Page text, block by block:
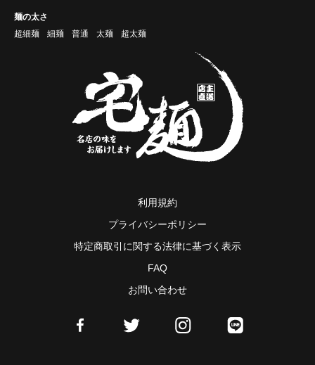
麺の太さ
超細麺
細麺 普通 太麺 超太麺
利用規約
プライバシーポリシー
特定商取引に関する法律に基づく表示
FAQ
お問い合わせ